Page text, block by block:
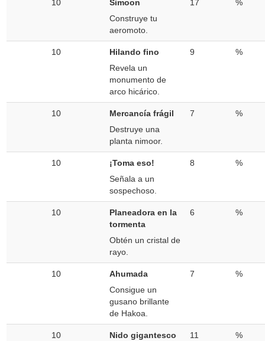
10
Simoon
Construye tu
aeromoto.
17 %
10
Hilando fino
Revela un
monumento de
arco hicárico.
9 %
10
Mercancía frágil
Destruye una
planta nimoor.
7 %
10
¡Toma eso!
Señala a un
sospechoso.
8 %
10
Planeadora en la
tormenta
Obtén un cristal de
rayo.
6 %
10
Ahumada
Consigue un
gusano brillante
de Hakoa.
7 %
10
Nido gigantesco
11 %